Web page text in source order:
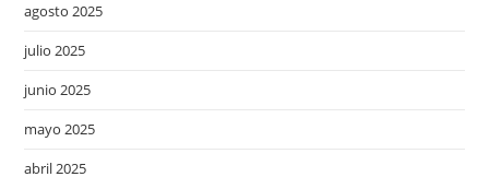
agosto 2025
julio 2025
junio 2025
mayo 2025
abril 2025